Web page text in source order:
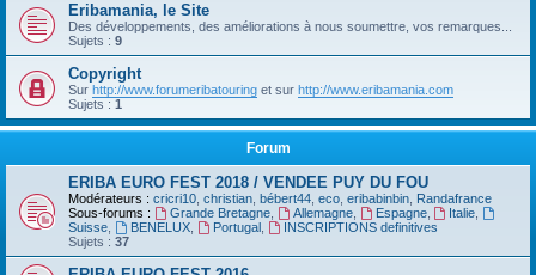
Eribamania, le Site
Des développements, des améliorations à nous soumettre, vos remarques...
Sujets : 9
Copyright
Sur http://www.forumeribatouring et sur http://www.eribamania.com
Sujets : 1
Forum
ERIBA EURO FEST 2018 / VENDEE PUY DU FOU
Modérateurs : cricri10 christian bébert44 eco eribabinbin Randafrance
Sous-forums :
Grande Bretagne, Allemagne, Espagne, Italie
Suisse
BENELUX, Portugal,
INSCRIPTIONS definitives
Sujets : 37